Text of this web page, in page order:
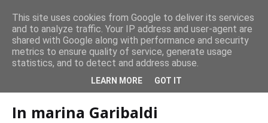
Milazzo 28ª Sagra del Pesce a Vaccarella: il programma
EVENTI
cultura-societa In marina Garibaldi l’installazione
In marina Garibaldi
This site uses cookies from Google to deliver its services
and to analyze traffic. Your IP address and user-agent are
shared with Google along with performance and security
metrics to ensure quality of service, generate usage
statistics, and to detect and address abuse.
LEARN MORE GOT IT